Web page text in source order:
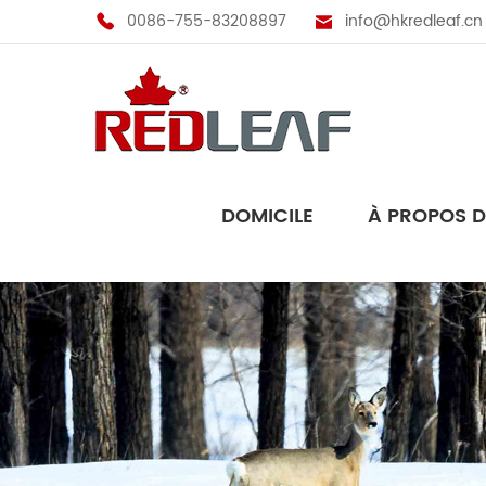
0086-755-83208897 info@hkredleaf.cn
DOMICILE À PROPOS